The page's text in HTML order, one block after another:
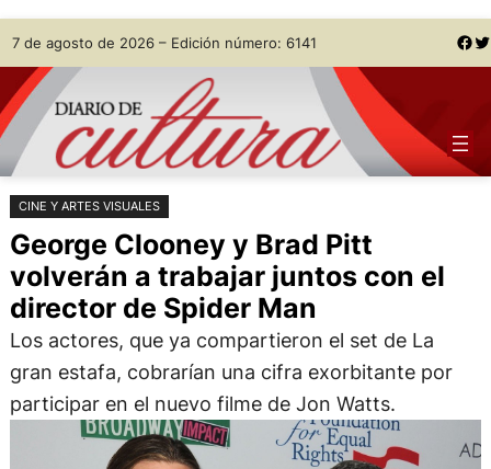
Saltar
al
contenido
Skip
to
content
7 de agosto de 2026 – Edición número: 6141 Facebook Twitter
CINE Y ARTES VISUALES
George Clooney y Brad Pitt
volverán a trabajar juntos con el
director de Spider Man
Los actores, que ya compartieron el set de La
gran estafa, cobrarían una cifra exorbitante por
participar en el nuevo filme de Jon Watts.